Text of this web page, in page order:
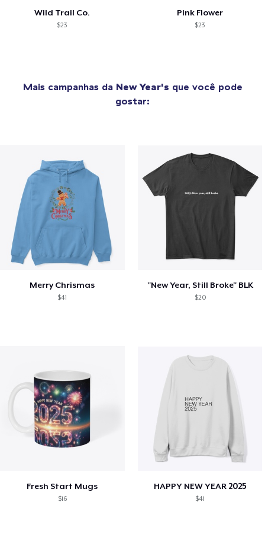
Wild Trail Co.
$23
Pink Flower
$23
Mais campanhas da New Year's que você pode
gostar:
Merry Chrismas
$41
"New Year, Still Broke" BLK
$20
Fresh Start Mugs
$16
HAPPY NEW YEAR 2025
$41